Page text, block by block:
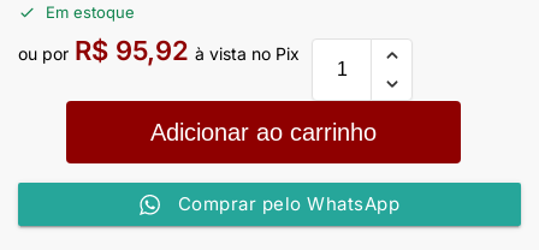
Em estoque
ou por R$ 95,92 à vista no Pix
Adicionar ao carrinho
Comprar pelo WhatsApp